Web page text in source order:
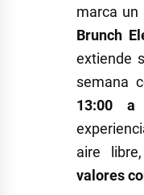
marca un
Brunch
extiende
semana
13:00 a
aire
valores